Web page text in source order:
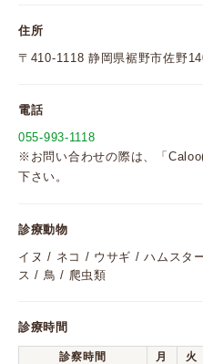
住所
〒410-1118 静岡県裾野市佐野
電話
055-993-1118
※お問い合わせの際は、「
下さい。
診療動物
イヌ / ネコ / ウサギ / ハムスタ
ス / 鳥 / 爬虫類
診療時間
診察時間 月 火